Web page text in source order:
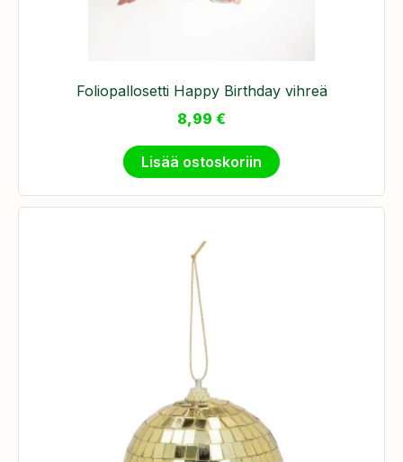
Foliopallosetti Happy Birthday vihreä
8,99 €
Lisää ostoskoriin